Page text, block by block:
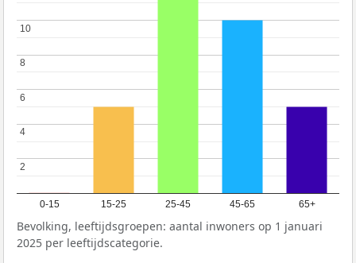
0-15 15-25 25-45 45-65 65+
2
2
4
4
6
6
8
8
10
10
Bevolking, leeftijdsgroepen: aantal inwoners op 1 januari
2025 per leeftijdscategorie.